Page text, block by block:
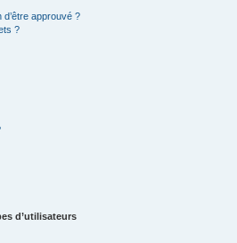
approuvé ?
?
d’utilisateurs